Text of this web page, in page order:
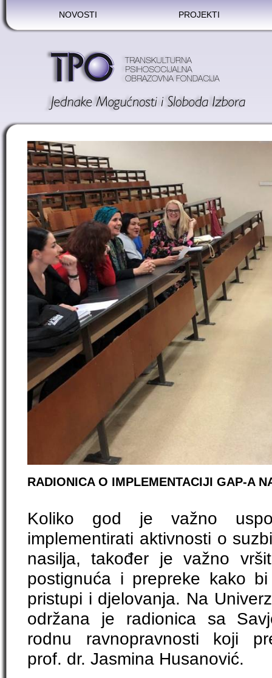
NOVOSTI PROJEKTI
RADIONICA O IMPLEMENTACIJI GAP-A
Koliko god je važno
implementirati aktivnosti o
nasilja, također je važno
postignuća i prepreke kako
pristupi i djelovanja. Na
održana je radionica sa
rodnu ravnopravnosti koji
prof. dr. Jasmina Husanović.